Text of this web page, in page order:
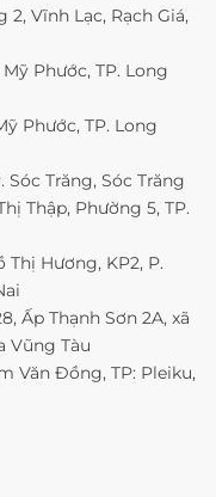
2, Vĩnh Lạc, Rạch Giá,
Phước, TP. Long
Phước, TP. Long
Sóc Trăng, Sóc Trăng
Thập, Phường 5, TP.
Hương, KP2, P.
Ấp Thạnh Sơn 2A, xã
Vũng Tàu
Văn Đồng, TP: Pleiku,